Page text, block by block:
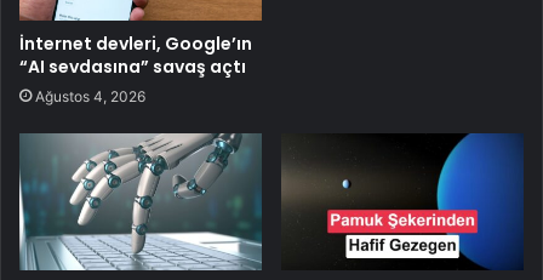
İnternet devleri, Google’ın
“AI sevdasına” savaş açtı
Ağustos 4, 2026